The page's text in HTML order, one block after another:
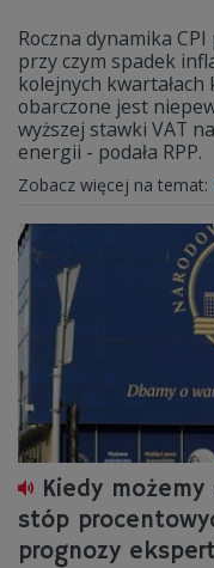
Roczna dynamika
przy czym spadek
kolejnych kwartałach
obarczone jest
wyższej stawki VAT
energii - podała RPP.
Zobacz więcej na temat:
Kiedy
stóp
prognozy